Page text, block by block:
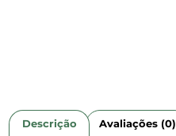
Descrição Avaliações (0)